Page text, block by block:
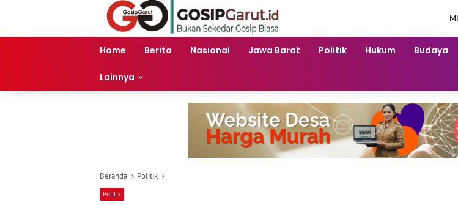
Home Berita Nasional Jawa Barat Politik Hukum Budaya
Lainnya
Beranda Politik
Politik